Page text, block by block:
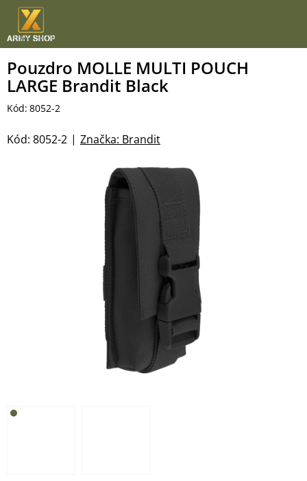
Přejít
obsah
Pouzdro MOLLE MULTI POUCH
LARGE Brandit Black
Kód: 8052-2
Značka: Brandit
Kód: 8052-2